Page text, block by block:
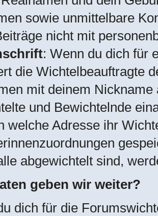
sowie unmittelbare
nicht mit
: Wenn du dich für
die Wichtelbeauftragte
mit deinem
und Bewichtelnde
welche Adresse ihr
abgewichtelt sind,
geben wir weiter?
dich für die